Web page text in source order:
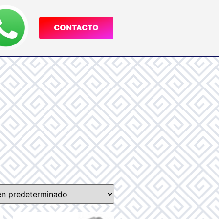
CONTACTO